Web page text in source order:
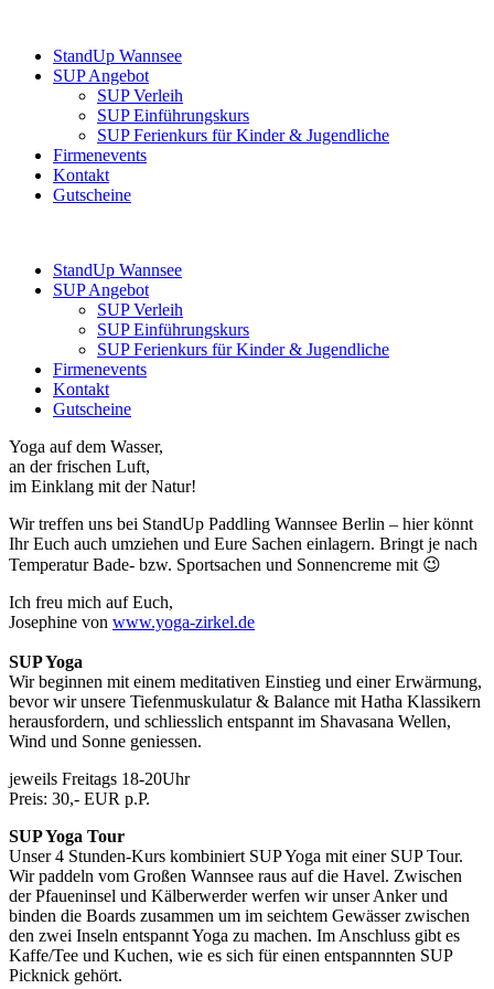
StandUp Wannsee
SUP Angebot
SUP Verleih
SUP Einführungskurs
SUP Ferienkurs für Kinder & Jugendliche
Firmenevents
Kontakt
Gutscheine
StandUp Wannsee
SUP Angebot
SUP Verleih
SUP Einführungskurs
SUP Ferienkurs für Kinder & Jugendliche
Firmenevents
Kontakt
Gutscheine
Yoga auf dem Wasser,
an der frischen Luft,
im Einklang mit der Natur!
Wir treffen uns bei StandUp Paddling Wannsee Berlin – hier könnt
Ihr Euch auch umziehen und Eure Sachen einlagern. Bringt je nach
Temperatur Bade- bzw. Sportsachen und Sonnencreme mit 😉
Ich freu mich auf Euch,
Josephine von www.yoga-zirkel.de
SUP Yoga
Wir beginnen mit einem meditativen Einstieg und einer Erwärmung,
bevor wir unsere Tiefenmuskulatur & Balance mit Hatha Klassikern
herausfordern, und schliesslich entspannt im Shavasana Wellen,
Wind und Sonne geniessen.
jeweils Freitags 18-20Uhr
Preis: 30,- EUR p.P.
SUP Yoga Tour
Unser 4 Stunden-Kurs kombiniert SUP Yoga mit einer SUP Tour.
Wir paddeln vom Großen Wannsee raus auf die Havel. Zwischen
der Pfaueninsel und Kälberwerder werfen wir unser Anker und
binden die Boards zusammen um im seichtem Gewässer zwischen
den zwei Inseln entspannt Yoga zu machen. Im Anschluss gibt es
Kaffe/Tee und Kuchen, wie es sich für einen entspannnten SUP
Picknick gehört.